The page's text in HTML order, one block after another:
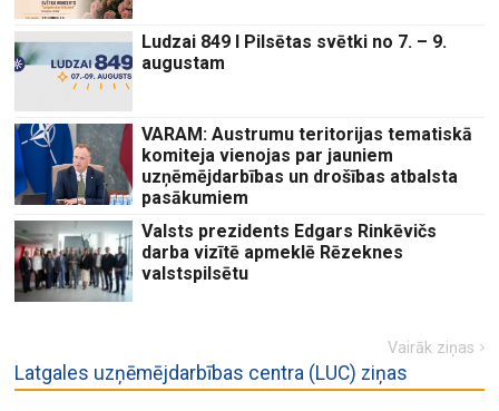
Ludzai 849 I Pilsētas svētki no 7. – 9.
augustam
VARAM: Austrumu teritorijas tematiskā
komiteja vienojas par jauniem
uzņēmējdarbības un drošības atbalsta
pasākumiem
Valsts prezidents Edgars Rinkēvičs
darba vizītē apmeklē Rēzeknes
valstspilsētu
Vairāk ziņas
Latgales uzņēmējdarbības centra (LUC) ziņas